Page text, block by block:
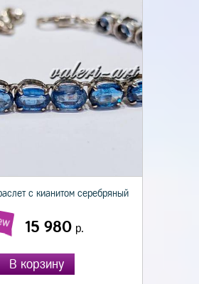
с кианитом серебряный
15 980р.
В корзину